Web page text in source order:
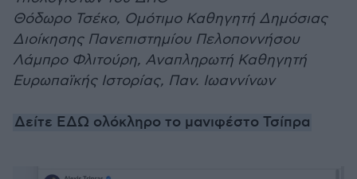
Θόδωρο Τσέκο, Ομότιμο Καθηγητή Δημόσιας
Διοίκησης Πανεπιστημίου Πελοποννήσου
Λάμπρο Φλιτούρη, Αναπληρωτή Καθηγητή
Ευρωπαϊκής Ιστορίας, Παν. Ιωαννίνων
Δείτε ΕΔΩ ολόκληρο το μανιφέστο Τσίπρα